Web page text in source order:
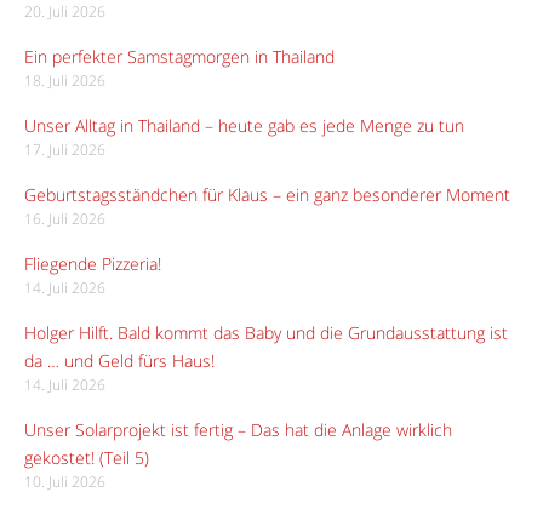
20. Juli 2026
Ein perfekter Samstagmorgen in Thailand
18. Juli 2026
Unser Alltag in Thailand – heute gab es jede Menge zu tun
17. Juli 2026
Geburtstagsständchen für Klaus – ein ganz besonderer Moment
16. Juli 2026
Fliegende Pizzeria!
14. Juli 2026
Holger Hilft. Bald kommt das Baby und die Grundausstattung ist
da … und Geld fürs Haus!
14. Juli 2026
Unser Solarprojekt ist fertig – Das hat die Anlage wirklich
gekostet! (Teil 5)
10. Juli 2026